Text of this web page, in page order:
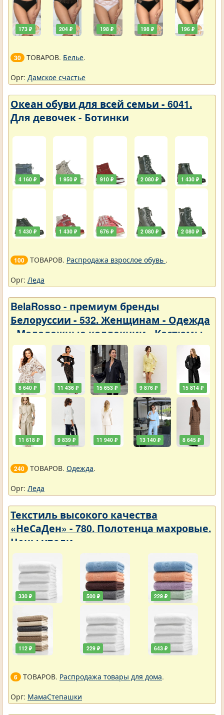
173 ₽ 204 ₽ 198 ₽ 198 ₽ 196 ₽
30 ТОВАРОВ. Белье.
Орг: Дамское счастье
Океан обуви для всей семьи - 6041.
Для девочек - Ботинки
4 160 ₽
1 430 ₽
1 950 ₽
1 430 ₽
910 ₽
676 ₽
2 080 ₽
2 080 ₽
1 430 ₽
2 080 ₽
100 ТОВАРОВ. Распродажа взрослое обувь .
Орг: Леда
BelaRosso - премиум бренды
Белоруссии - 532. Женщинам - Одежда
- Молодежные коллекции - Костюмы
8 640 ₽
11 618 ₽
11 436 ₽
9 839 ₽
15 653 ₽
11 940 ₽
9 876 ₽
13 140 ₽
15 814 ₽
8 645 ₽
240 ТОВАРОВ. Одежда.
Орг: Леда
Текстиль высокого качества
«НеСаДен» - 780. Полотенца махровые.
Цены упали
330 ₽
112 ₽
500 ₽
229 ₽
229 ₽
643 ₽
6 ТОВАРОВ. Распродажа товары для дома.
Орг: МамаСтепашки